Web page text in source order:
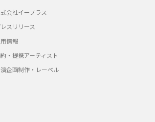
会社イープラス
スリリース
情報
・提携アーティスト
企画制作・レーベル